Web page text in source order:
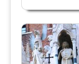
славится